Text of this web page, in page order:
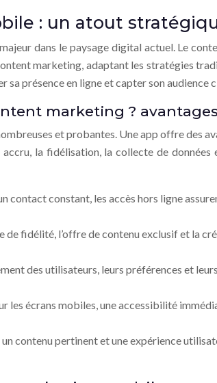
: un atout
dans le paysage digital actuel. Le
marketing, adaptant les stratégies
présence en ligne et capter son audience
marketing ?
et probantes. Une app offre des
accru, la fidélisation, la collecte de
contact constant, les accès hors ligne
de fidélité, l’offre de contenu exclusif et la
des utilisateurs, leurs préférences et
les écrans mobiles, une accessibilité
contenu pertinent et une expérience